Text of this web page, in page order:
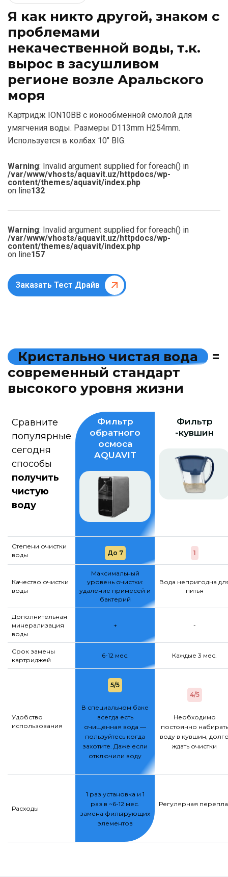
Я как никто другой, знаком c
проблемами
некачественной воды, т.к.
вырос в засушливом
регионе возле Аральского
моря
Картридж ION10BB с ионообменной смолой для
умягчения воды. Размеры D113mm H254mm.
Используется в колбах 10″ BIG.
Warning: Invalid argument supplied for foreach() in
/var/www/vhosts/aquavit.uz/httpdocs/wp-
content/themes/aquavit/index.php
on line132
Warning: Invalid argument supplied for foreach() in
/var/www/vhosts/aquavit.uz/httpdocs/wp-
content/themes/aquavit/index.php
on line157
Заказать Тест Драйв
Кристально чистая вода
=
современный стандарт
высокого уровня жизни
Сравните
популярные
сегодня
способы
получить
чистую
воду
Фильтр
обратного
осмоса
AQUAVIT
Фильтр
-кувшин
Степени очистки
воды
До 7 1
Качество очистки
воды
Максимальный
уровень очистки:
удаление примесей и
бактерий
Вода непригодна
питья
Дополнительная
минерализация
воды
+ -
Срок замены
картриджей
6-12 мес. Каждые 3 мес.
Удобство
использования
5/5
В специальном баке
всегда есть
очищенная вода —
пользуйтесь когда
захотите. Даже если
отключили воду
4/5
Необходимо
постоянно набирать
воду в кувшин,
ждать очистки
Расходы
1 раз установка и 1
раз в ~6-12 мес.
замена фильтрующих
элементов
Регулярная